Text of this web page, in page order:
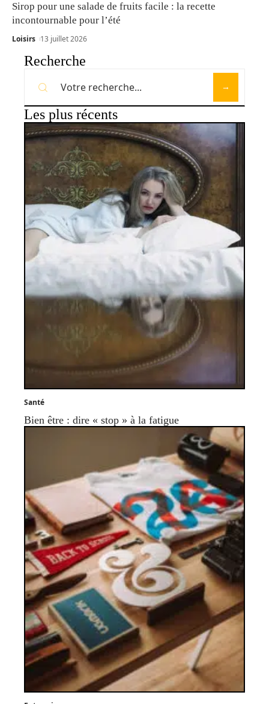
Sirop pour une salade de fruits facile : la recette
incontournable pour l’été
Loisirs 13 juillet 2026
Recherche
Les plus récents
Santé
Bien être : dire « stop » à la fatigue